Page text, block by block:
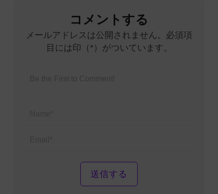
コメントする
メールアドレスは公開されません。必須項
目には印（*）がついています。